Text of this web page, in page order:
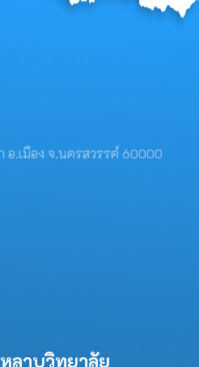
อ.เมือง จ.นครสวรรค์ 60000
ลาบวิทยาลัย